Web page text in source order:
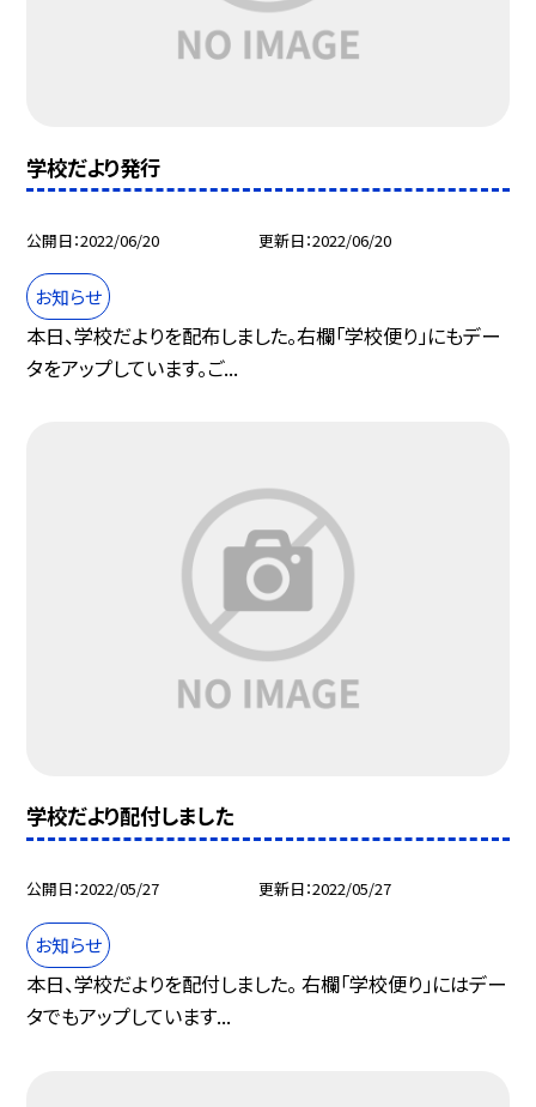
学校だより発行
公開日 2022/06/20 更新日 2022/06/20
お知らせ
本日、学校だよりを配布しました。右欄「学校便り」にもデー
タをアップしています。ご...
学校だより配付しました
公開日 2022/05/27 更新日 2022/05/27
お知らせ
本日、学校だよりを配付しました。 右欄「学校便り」にはデー
タでもアップしています...